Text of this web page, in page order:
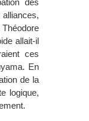
des
allait-il
ces
En
de la
logique,